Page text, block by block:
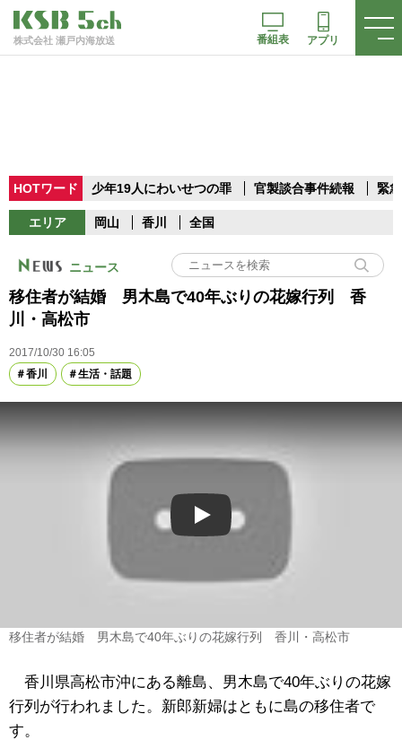
株式会社 瀬戸内海放送 番組表 アプリ
HOTワード 少年19人にわいせつの罪 官製談合事件続報 緊
エリア 岡山 香川 全国
ニュース
移住者が結婚 男木島で40年ぶりの花嫁行列 香
川・高松市
2017/10/30 16:05
香川
生活・話題
Play
移住者が結婚 男木島で40年ぶりの花嫁行列 香川・高松市
香川県高松市沖にある離島、男木島で40年ぶりの花嫁
行列が行われました。新郎新婦はともに島の移住者で
す。